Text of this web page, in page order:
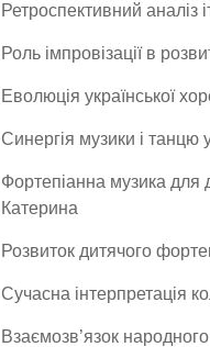
Ретроспективний аналіз
Роль імпровізації в
Еволюція української
Синергія музики і танцю
Фортепіанна музика для
Катерина
Розвиток дитячого
Сучасна інтерпретація
Взаємозв’язок